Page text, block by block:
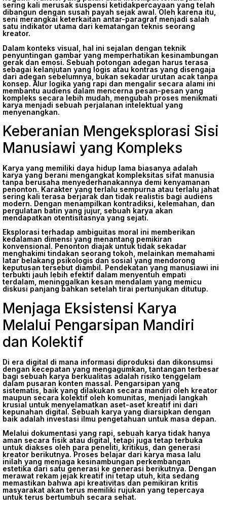
sering kali merusak suspensi ketidakpercayaan yang telah
dibangun dengan susah payah sejak awal. Oleh karena itu,
seni merangkai keterkaitan antar-paragraf menjadi salah
satu indikator utama dari kematangan teknis seorang
kreator.
Dalam konteks visual, hal ini sejalan dengan teknik
penyuntingan gambar yang memperhatikan kesinambungan
gerak dan emosi. Sebuah potongan adegan harus terasa
sebagai kelanjutan yang logis atau kontras yang disengaja
dari adegan sebelumnya, bukan sekadar urutan acak tanpa
konsep. Alur logika yang rapi dan mengalir secara alami ini
membantu audiens dalam mencerna pesan-pesan yang
kompleks secara lebih mudah, mengubah proses menikmati
karya menjadi sebuah perjalanan intelektual yang
menyenangkan.
Keberanian Mengeksplorasi Sisi
Manusiawi yang Kompleks
Karya yang memiliki daya hidup lama biasanya adalah
karya yang berani mengangkat kompleksitas sifat manusia
tanpa berusaha menyederhanakannya demi kenyamanan
penonton. Karakter yang terlalu sempurna atau terlalu jahat
sering kali terasa berjarak dan tidak realistis bagi audiens
modern. Dengan menampilkan kontradiksi, kelemahan, dan
pergulatan batin yang jujur, sebuah karya akan
mendapatkan otentisitasnya yang sejati.
Eksplorasi terhadap ambiguitas moral ini memberikan
kedalaman dimensi yang menantang pemikiran
konvensional. Penonton diajak untuk tidak sekadar
menghakimi tindakan seorang tokoh, melainkan memahami
latar belakang psikologis dan sosial yang mendorong
keputusan tersebut diambil. Pendekatan yang manusiawi ini
terbukti jauh lebih efektif dalam menyentuh empati
terdalam, meninggalkan kesan mendalam yang memicu
diskusi panjang bahkan setelah tirai pertunjukan ditutup.
Menjaga Eksistensi Karya
Melalui Pengarsipan Mandiri
dan Kolektif
Di era digital di mana informasi diproduksi dan dikonsumsi
dengan kecepatan yang mengagumkan, tantangan terbesar
bagi sebuah karya berkualitas adalah risiko tenggelam
dalam pusaran konten massal. Pengarsipan yang
sistematis, baik yang dilakukan secara mandiri oleh kreator
maupun secara kolektif oleh komunitas, menjadi langkah
krusial untuk menyelamatkan aset-aset kreatif ini dari
kepunahan digital. Sebuah karya yang diarsipkan dengan
baik adalah investasi ilmu pengetahuan untuk masa depan.
Melalui dokumentasi yang rapi, sebuah karya tidak hanya
aman secara fisik atau digital, tetapi juga tetap terbuka
untuk diakses oleh para peneliti, kritikus, dan generasi
kreator berikutnya. Proses belajar dari karya masa lalu
inilah yang menjaga kesinambungan perkembangan
estetika dari satu generasi ke generasi berikutnya. Dengan
merawat rekam jejak kreatif ini tetap utuh, kita sedang
memastikan bahwa api kreativitas dan pemikiran kritis
masyarakat akan terus memiliki rujukan yang tepercaya
untuk terus bertumbuh secara sehat.